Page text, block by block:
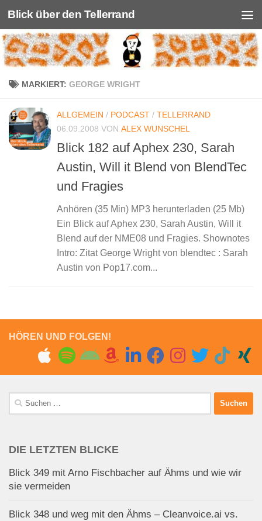
Unter dem Inhalt
Blick über den Tellerrand
MARKIERT: GEORGE WRIGHT
ALLGEMEIN / PODCAST / TELLERRAND
06.09.2008 VON ALEX WUNSCHEL
Blick 182 auf Aphex 230, Sarah
Austin, Will it Blend von BlendTec
und Fragies
Anhören (35 Min) MP3 herunterladen (25 Mb)
Ein Blick auf Aphex 230, Sarah Austin, Will it
Blend auf der NME08 und Fragies. Shownotes
Intro: Zitat George Wright von blendtec : Sarah
Austin von Pop17.com...
HÖREN UND FOLGEN!
Suchen
nach:
DIE LETZTEN BLICKE
Blick 349 mit Arno Fischbacher auf Ähms und wie wir
sie vermeiden
Blick 348 und weg mit den Ähms – Cleanvoice.ai vs.